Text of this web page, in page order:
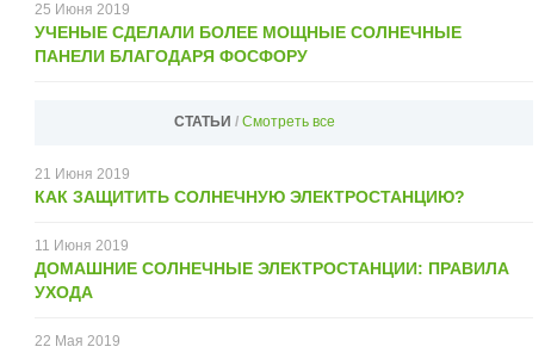
25 Июня 2019
УЧЕНЫЕ СДЕЛАЛИ БОЛЕЕ МОЩНЫЕ СОЛНЕЧНЫЕ
ПАНЕЛИ БЛАГОДАРЯ ФОСФОРУ
СТАТЬИ / Смотреть все
21 Июня 2019
КАК ЗАЩИТИТЬ СОЛНЕЧНУЮ ЭЛЕКТРОСТАНЦИЮ?
11 Июня 2019
ДОМАШНИЕ СОЛНЕЧНЫЕ ЭЛЕКТРОСТАНЦИИ: ПРАВИЛА
УХОДА
22 Мая 2019